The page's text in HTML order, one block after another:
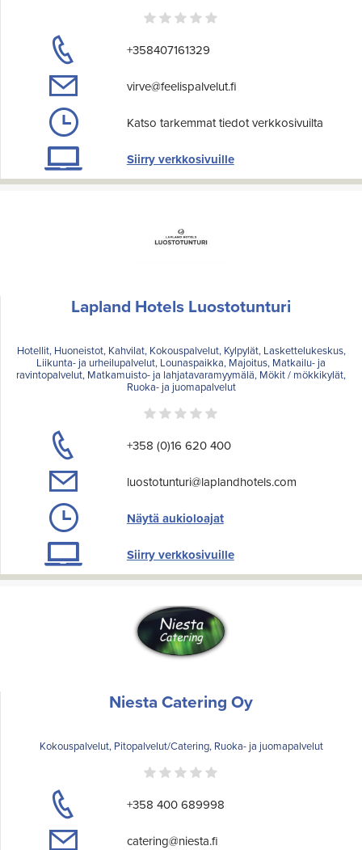
+358407161329
virve@feelispalvelut.fi
Katso tarkemmat tiedot verkkosivuilta
Siirry verkkosivuille
Lapland Hotels Luostotunturi
Hotellit, Huoneistot, Kahvilat, Kokouspalvelut, Kylpylät, Laskettelukeskus,
Liikunta- ja urheilupalvelut, Lounaspaikka, Majoitus, Matkailu- ja
ravintopalvelut, Matkamuisto- ja lahjatavaramyymälä, Mökit / mökkikylät,
Ruoka- ja juomapalvelut
+358 (0)16 620 400
luostotunturi@laplandhotels.com
Näytä aukioloajat
Siirry verkkosivuille
Niesta Catering Oy
Kokouspalvelut, Pitopalvelut/Catering, Ruoka- ja juomapalvelut
+358 400 689998
catering@niesta.fi